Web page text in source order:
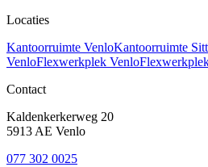
Locaties
Kantoorruimte VenloKantoorruimte
VenloFlexwerkplek Venlo
Contact
Kaldenkerkerweg 20
5913 AE Venlo
077 302 0025